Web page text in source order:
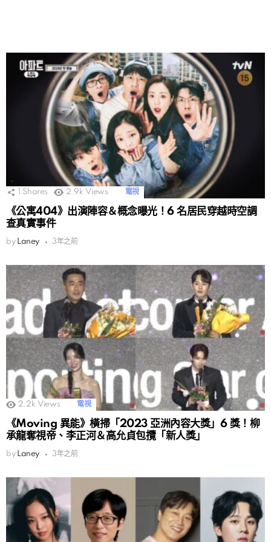
Shares 2.9k Views 電視
《公寓404》出演陣容＆概念曝光！6 名居民穿越時空調
查真實事件
by Laney 3年之前
2.2k Views 電視
《Moving 異能》橫掃「2023 亞洲內容大獎」6 獎！柳
承龍奪視帝、李正河＆高允貞包攬「新人獎」
by Laney 3年之前